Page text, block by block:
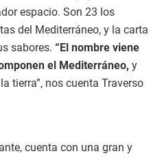
espacio. Son 23 los
del Mediterráneo, y la carta
sabores. “El nombre viene
el Mediterráneo, y
tierra”, nos cuenta Traverso
cuenta con una gran y